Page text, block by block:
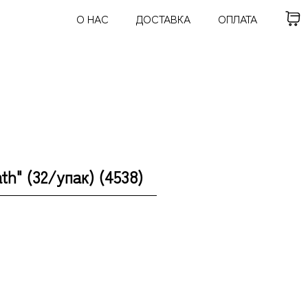
О НАС ДОСТАВКА ОПЛАТА
(32/упак) (4538)